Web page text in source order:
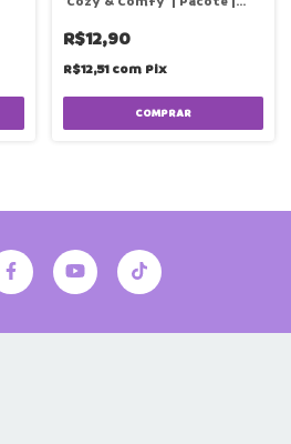
R$12,90
R$12,51com Pix
COMPRAR